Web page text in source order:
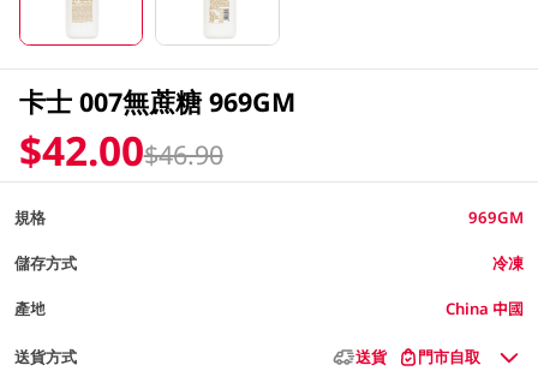
卡士 007無蔗糖 969GM
$42.00$46.90
規格 969GM
儲存方式 冷凍
產地 China 中國
送貨方式 送貨 門市自取